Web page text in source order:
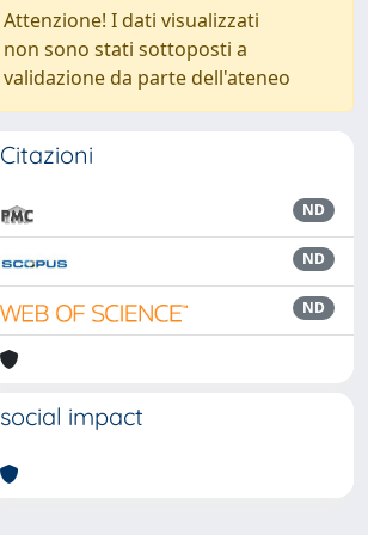
Attenzione! I dati visualizzati
non sono stati sottoposti a
validazione da parte dell'ateneo
Citazioni
ND
ND
ND
social impact